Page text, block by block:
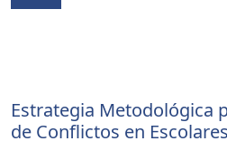
Estrategia Metodológica
de Conflictos en